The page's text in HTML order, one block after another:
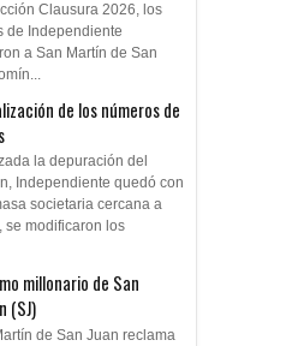
Clausura 2026, los
de Independiente
a San Martín de San
de los números de
la depuración del
Independiente quedó con
societaria cercana a
se modificaron los
millonario de San
(SJ)
de San Juan reclama